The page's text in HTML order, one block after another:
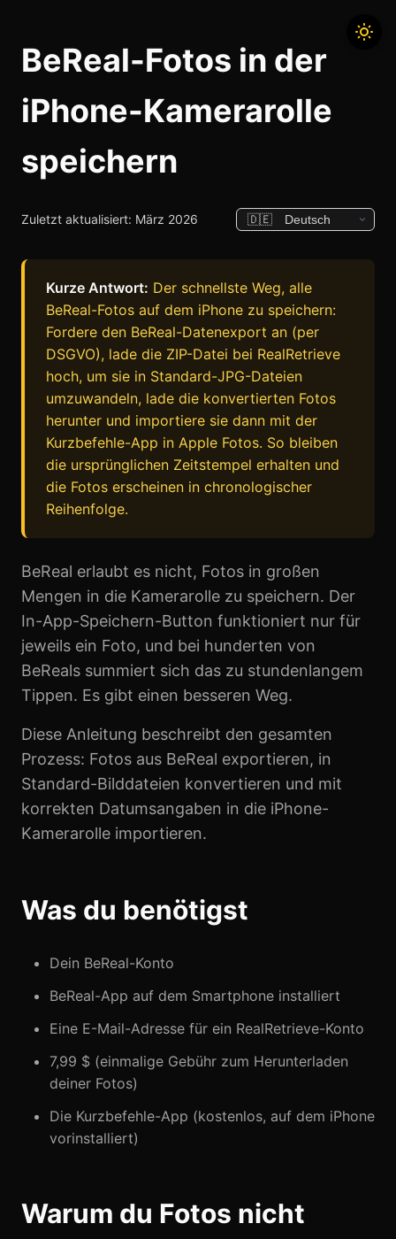
BeReal-Fotos in der
iPhone-Kamerarolle
speichern
Zuletzt aktualisiert: März 2026
Kurze Antwort: Der schnellste Weg, alle
BeReal-Fotos auf dem iPhone zu speichern:
Fordere den BeReal-Datenexport an (per
DSGVO), lade die ZIP-Datei bei RealRetrieve
hoch, um sie in Standard-JPG-Dateien
umzuwandeln, lade die konvertierten Fotos
herunter und importiere sie dann mit der
Kurzbefehle-App in Apple Fotos. So bleiben
die ursprünglichen Zeitstempel erhalten und
die Fotos erscheinen in chronologischer
Reihenfolge.
BeReal erlaubt es nicht, Fotos in großen
Mengen in die Kamerarolle zu speichern. Der
In-App-Speichern-Button funktioniert nur für
jeweils ein Foto, und bei hunderten von
BeReals summiert sich das zu stundenlangem
Tippen. Es gibt einen besseren Weg.
Diese Anleitung beschreibt den gesamten
Prozess: Fotos aus BeReal exportieren, in
Standard-Bilddateien konvertieren und mit
korrekten Datumsangaben in die iPhone-
Kamerarolle importieren.
Was du benötigst
Dein BeReal-Konto
BeReal-App auf dem Smartphone installiert
Eine E-Mail-Adresse für ein RealRetrieve-Konto
7,99 $ (einmalige Gebühr zum Herunterladen
deiner Fotos)
Die Kurzbefehle-App (kostenlos, auf dem iPhone
vorinstalliert)
Warum du Fotos nicht